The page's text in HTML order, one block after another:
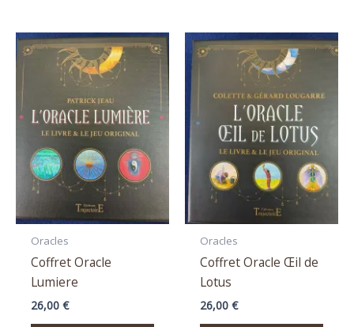
Oracles
Coffret Oracle
Lumiere
26,00 €
Oracles
Coffret Oracle Œil de
Lotus
26,00 €